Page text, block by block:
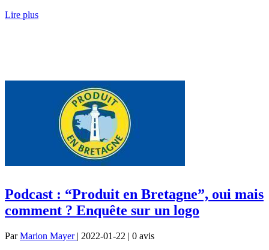
Lire plus
Podcast : “Produit en Bretagne”, oui mais
comment ? Enquête sur un logo
ParMarion Mayer | 2022-01-22 | 0 avis